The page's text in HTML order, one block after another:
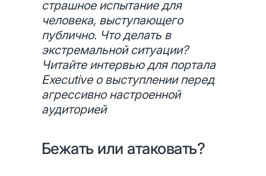
страшное испытание для
человека, выступающего
публично. Что делать в
экстремальной ситуации?
Читайте интервью для портала
Executive о выступлении перед
агрессивно настроенной
аудиторией
Бежать или атаковать?